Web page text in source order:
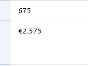
675
€2.575